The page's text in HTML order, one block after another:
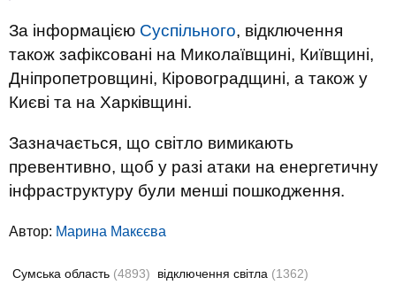
За інформацією Суспільного, відключення
також зафіксовані на Миколаївщині, Київщині,
Дніпропетровщині, Кіровоградщині, а також у
Києві та на Харківщині.
Зазначається, що світло вимикають
превентивно, щоб у разі атаки на енергетичну
інфраструктуру були менші пошкодження.
Автор: Марина Макєєва
Сумська область (4893) відключення світла (1362)